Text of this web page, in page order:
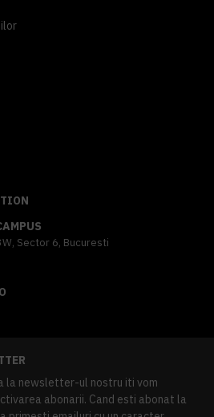
Sector 6, Bucuresti
la newsletter-ul nostru iti vom
abonarii. Cand esti abonat la